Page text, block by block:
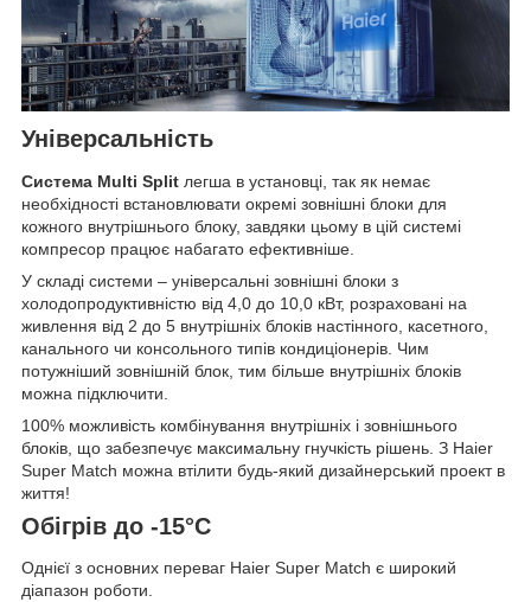
Універсальність
Система Multi Split легша в установці, так як немає
необхідності встановлювати окремі зовнішні блоки для
кожного внутрішнього блоку, завдяки цьому в цій системі
компресор працює набагато ефективніше.
У складі системи – універсальні зовнішні блоки з
холодопродуктивністю від 4,0 до 10,0 кВт, розраховані на
живлення від 2 до 5 внутрішніх блоків настінного, касетного,
канального чи консольного типів кондиціонерів. Чим
потужніший зовнішній блок, тим більше внутрішніх блоків
можна підключити.
100% можливість комбінування внутрішніх і зовнішнього
блоків, що забезпечує максимальну гнучкість рішень. З Haier
Super Match можна втілити будь-який дизайнерський проект в
життя!
Обігрів до -15°C
Однієї з основних переваг Haier Super Match є широкий
діапазон роботи.